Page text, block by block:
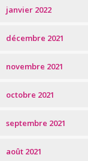
janvier 2022
décembre 2021
novembre 2021
octobre 2021
septembre 2021
août 2021